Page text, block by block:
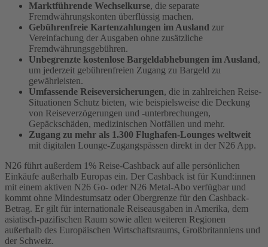
Marktführende Wechselkurse, die separate
Fremdwährungskonten überflüssig machen.
Gebührenfreie Kartenzahlungen im Ausland zur
Vereinfachung der Ausgaben ohne zusätzliche
Fremdwährungsgebühren.
Unbegrenzte kostenlose Bargeldabhebungen im Ausland,
um jederzeit gebührenfreien Zugang zu Bargeld zu
gewährleisten.
Umfassende Reiseversicherungen, die in zahlreichen Reise-
Situationen Schutz bieten, wie beispielsweise die Deckung
von Reiseverzögerungen und -unterbrechungen,
Gepäckschäden, medizinischen Notfällen und mehr.
Zugang zu mehr als 1.300 Flughafen-Lounges weltweit
mit digitalen Lounge-Zugangspässen direkt in der N26 App.
N26 führt außerdem 1% Reise-Cashback auf alle persönlichen
Einkäufe außerhalb Europas ein. Der Cashback ist für Kund:innen
mit einem aktiven N26 Go- oder N26 Metal-Abo verfügbar und
kommt ohne Mindestumsatz oder Obergrenze für den Cashback-
Betrag. Er gilt für internationale Reiseausgaben in Amerika, dem
asiatisch-pazifischen Raum sowie allen weiteren Regionen
außerhalb des Europäischen Wirtschaftsraums, Großbritanniens und
der Schweiz.